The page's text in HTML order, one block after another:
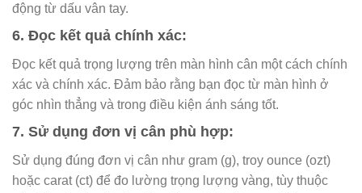
động từ dấu vân tay.
6. Đọc kết quả chính xác:
Đọc kết quả trọng lượng trên màn hình cân một cách chính
xác và chính xác. Đảm bảo rằng bạn đọc từ màn hình ở
góc nhìn thẳng và trong điều kiện ánh sáng tốt.
7. Sử dụng đơn vị cân phù hợp:
Sử dụng đúng đơn vị cân như gram (g), troy ounce (ozt)
hoặc carat (ct) để đo lường trọng lượng vàng, tùy thuộc